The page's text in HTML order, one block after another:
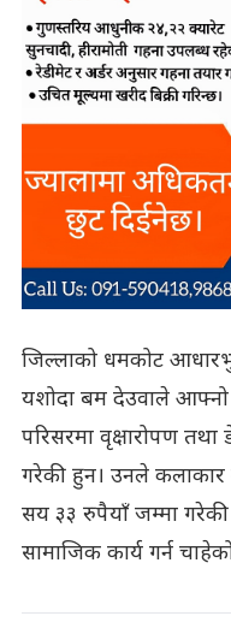
जिल्लाको धमकोट
यशोदा बम देउवाले आफ्नो
परिसरमा वृक्षारोपण तथा
गरेकी हुन। उनले कलाकार
सय ३३ रुपैयाँ जम्मा
सामाजिक कार्य गर्न